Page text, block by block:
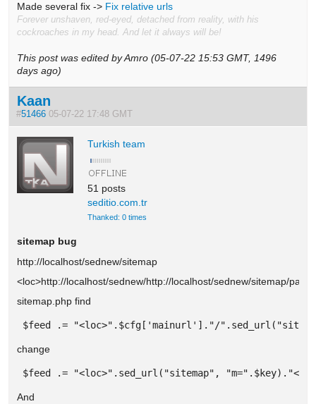
Made several fix -> Fix relative urls
Forever unshaven, red-eyed, detached from reality, with his
cockroaches in my head. And let it always will be!
This post was edited by Amro (05-07-22 15:53 GMT, 1496
days ago)
Kaan
#51466 05-07-22 17:48 GMT
Turkish team
51 posts
seditio.com.tr
Thanked: 0 times
sitemap bug
http://localhost/sednew/sitemap
<loc>http://localhost/sednew/http://localhost/sednew/sitemap/
sitemap.php find
$feed .= "<loc>".$cfg['mainurl']."/
change
$feed .= "<loc>".sed_url("sitemap", "m=".$key)."</
And